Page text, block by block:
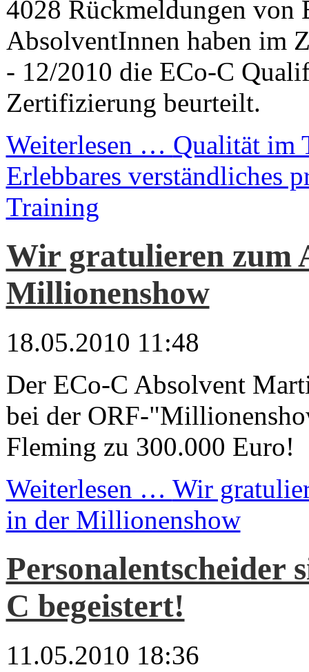
4028 Rückmeldungen von
AbsolventInnen haben im
- 12/2010 die ECo-C
Zertifizierung beurteilt.
Weiterlesen … Qualität im
Erlebbares verständliches
Training
Wir gratulieren zum
Millionenshow
18.05.2010 11:48
Der ECo-C Absolvent
bei der ORF-
Fleming zu 300.000 Euro!
Weiterlesen … Wir
in der Millionenshow
Personalentscheider
C begeistert!
11.05.2010 18:36